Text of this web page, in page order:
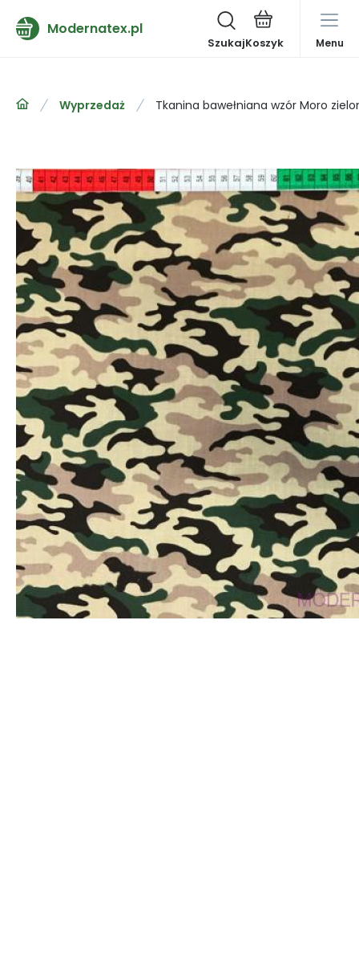
Modernatex.pl
Szukaj Menu
Wyprzedaż Tkanina bawełniana wzór Moro